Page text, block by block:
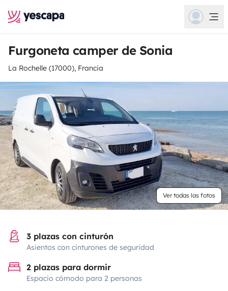
Furgoneta camper de Sonia
La Rochelle (17000), Francia
Ver todas las fotos
3 plazas con cinturón
Asientos con cinturones de seguridad
2 plazas para dormir
Espacio cómodo para 2 personas